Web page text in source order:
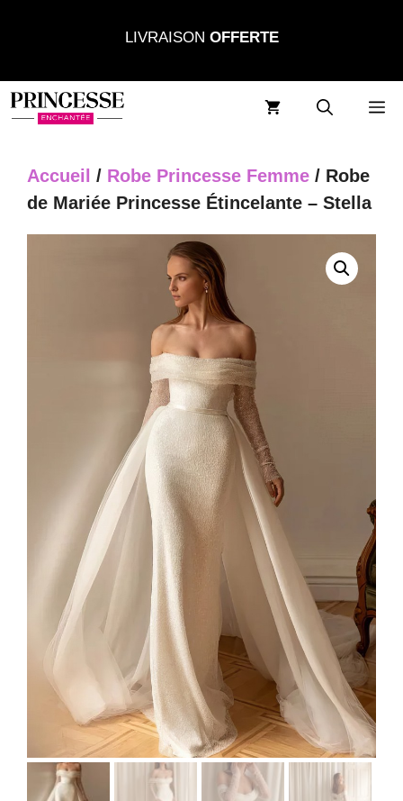
LIVRAISON OFFERTE
Accueil / Robe Princesse Femme / Robe
de Mariée Princesse Étincelante – Stella